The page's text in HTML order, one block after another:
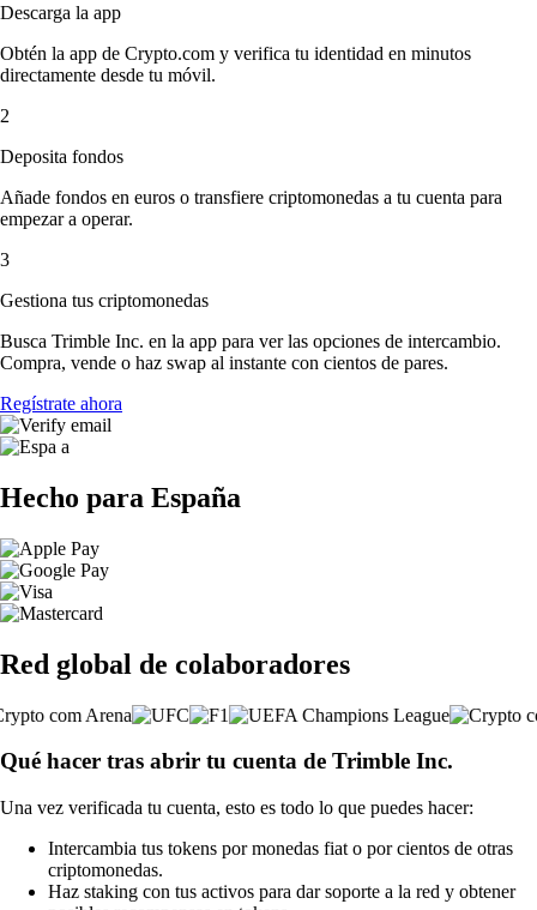
Descarga la app
Obtén la app de Crypto.com y verifica tu identidad en minutos
directamente desde tu móvil.
2
Deposita fondos
Añade fondos en euros o transfiere criptomonedas a tu cuenta para
empezar a operar.
3
Gestiona tus criptomonedas
Busca Trimble Inc. en la app para ver las opciones de intercambio.
Compra, vende o haz swap al instante con cientos de pares.
Regístrate ahora
Hecho para España
Red global de colaboradores
Qué hacer tras abrir tu cuenta de Trimble Inc.
Una vez verificada tu cuenta, esto es todo lo que puedes hacer:
Intercambia tus tokens por monedas fiat o por cientos de otras
criptomonedas.
Haz staking con tus activos para dar soporte a la red y obtener